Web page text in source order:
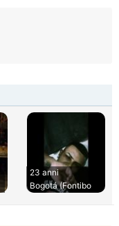
23 anni
Bogotá (Fontibo